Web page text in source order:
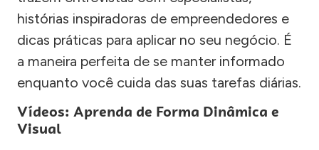
histórias inspiradoras de empreendedores e
dicas práticas para aplicar no seu negócio. É
a maneira perfeita de se manter informado
enquanto você cuida das suas tarefas diárias.
Vídeos: Aprenda de Forma Dinâmica e
Visual